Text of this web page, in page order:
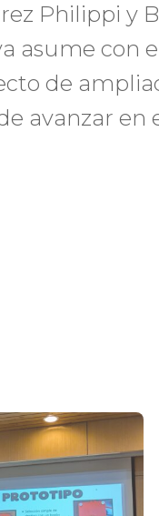
Philippi y
asume con
de
avanzar en